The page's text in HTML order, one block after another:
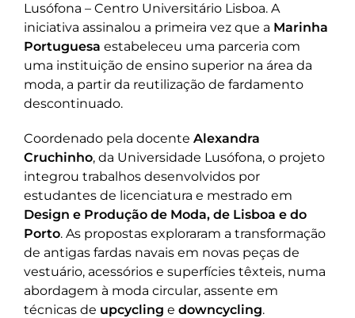
Lusófona – Centro Universitário Lisboa. A
iniciativa assinalou a primeira vez que a Marinha
Portuguesa estabeleceu uma parceria com
uma instituição de ensino superior na área da
moda, a partir da reutilização de fardamento
descontinuado.
Coordenado pela docente Alexandra
Cruchinho, da Universidade Lusófona, o projeto
integrou trabalhos desenvolvidos por
estudantes de licenciatura e mestrado em
Design e Produção de Moda, de Lisboa e do
Porto. As propostas exploraram a transformação
de antigas fardas navais em novas peças de
vestuário, acessórios e superfícies têxteis, numa
abordagem à moda circular, assente em
técnicas de upcycling e downcycling.